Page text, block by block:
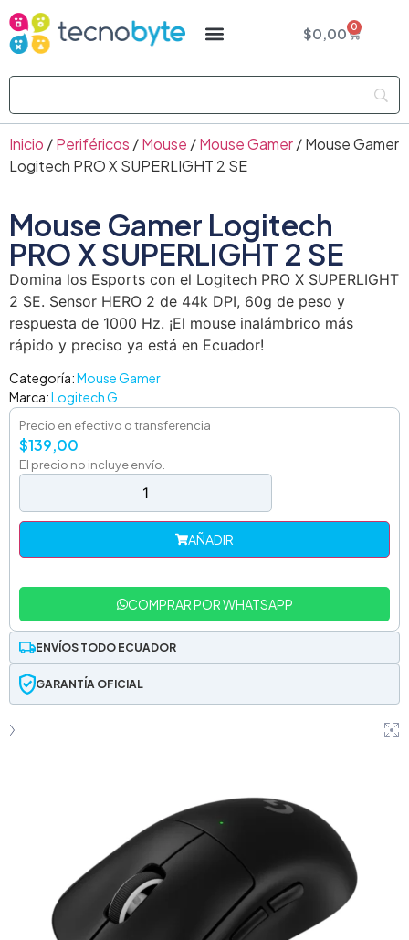
$0,00 0
Inicio /Periféricos /Mouse /Mouse Gamer/ Mouse Gamer
Logitech PRO X SUPERLIGHT 2 SE
Mouse Gamer Logitech
PRO X SUPERLIGHT 2 SE
Domina los Esports con el Logitech PRO X SUPERLIGHT
2 SE. Sensor HERO 2 de 44k DPI, 60g de peso y
respuesta de 1000 Hz. ¡El mouse inalámbrico más
rápido y preciso ya está en Ecuador!
Categoría:Mouse Gamer
Marca:Logitech G
Precio en efectivo o transferencia
$139,00
El precio no incluye envío.
AÑADIR
COMPRAR POR WHATSAPP
ENVÍOS TODO ECUADOR
GARANTÍA OFICIAL